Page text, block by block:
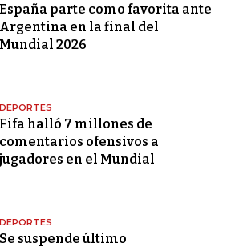
España parte como favorita ante
Argentina en la final del
Mundial 2026
DEPORTES
Fifa halló 7 millones de
comentarios ofensivos a
jugadores en el Mundial
DEPORTES
Se suspende último